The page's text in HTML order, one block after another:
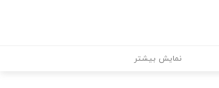
نمایش بیشتر